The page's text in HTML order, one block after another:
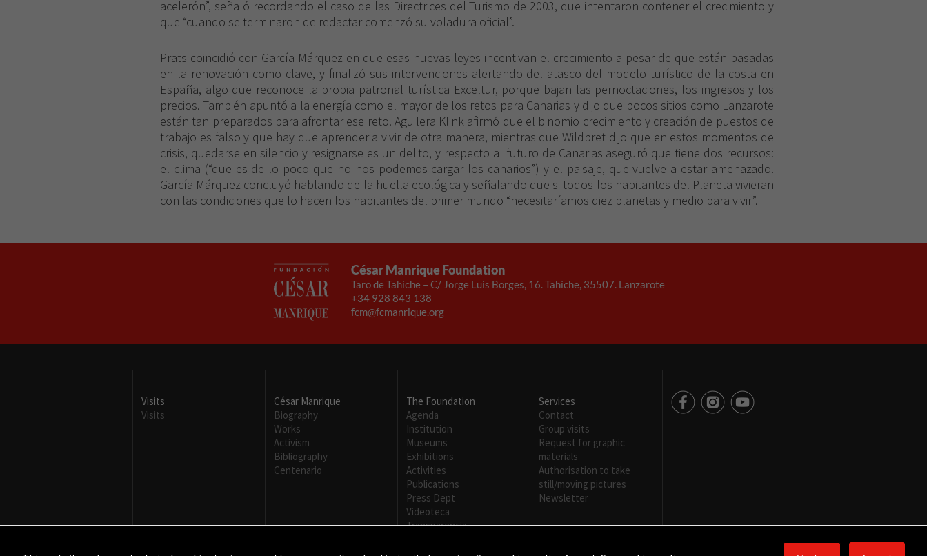
acelerón”, señaló recordando el caso de las Directrices del Turismo de 2003, que intentaron contener el crecimiento y
que “cuando se terminaron de redactar comenzó su voladura oficial”.
Prats coincidió con García Márquez en que esas nuevas leyes incentivan el crecimiento a pesar de que están basadas
en la renovación como clave, y finalizó sus intervenciones alertando del atasco del modelo turístico de la costa en
España, algo que reconoce la propia patronal turística Exceltur, porque bajan las pernoctaciones, los ingresos y los
precios. También apuntó a la energía como el mayor de los retos para Canarias y dijo que pocos sitios como Lanzarote
están tan preparados para afrontar ese reto. Aguilera Klink afirmó que el binomio crecimiento y creación de puestos de
trabajo es falso y que hay que aprender a vivir de otra manera, mientras que Wildpret dijo que en estos momentos de
crisis, quedarse en silencio y resignarse es un delito, y respecto al futuro de Canarias aseguró que tiene dos recursos:
el clima (“que es de lo poco que no nos podemos cargar los canarios”) y el paisaje, que vuelve a estar amenazado.
García Márquez concluyó hablando de la huella ecológica y señalando que si todos los habitantes del Planeta vivieran
con las condiciones que lo hacen los habitantes del primer mundo “necesitaríamos diez planetas y medio para vivir”.
César Manrique Foundation
Taro de Tahíche – C/ Jorge Luis Borges, 16. Tahíche, 35507. Lanzarote
+34 928 843 138
fcm@fcmanrique.org
Visits
Visits
César Manrique
Biography
Works
Activism
Bibliography
Centenario
The Foundation
Agenda
Institution
Museums
Exhibitions
Activities
Publications
Press Dept
Videoteca
Transparencia
Services
Contact
Group visits
Request for graphic
materials
Authorisation to take
still/moving pictures
Newsletter
de la web.